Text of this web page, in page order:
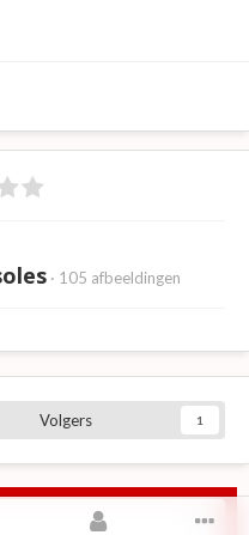
· 105 afbeeldingen
Volgers 1